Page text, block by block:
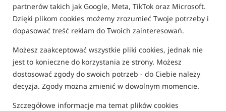
partnerów takich jak Google, Meta, TikTok oraz Microsoft.
Dzięki plikom cookies możemy zrozumieć Twoje potrzeby i
dopasować treść reklam do Twoich zainteresowań.
Możesz zaakceptować wszystkie pliki cookies, jednak nie
jest to konieczne do korzystania ze strony. Możesz
dostosować zgody do swoich potrzeb - do Ciebie należy
decyzja. Zgody można zmienić w dowolnym momencie.
Szczegółowe informacje ma temat plików cookies